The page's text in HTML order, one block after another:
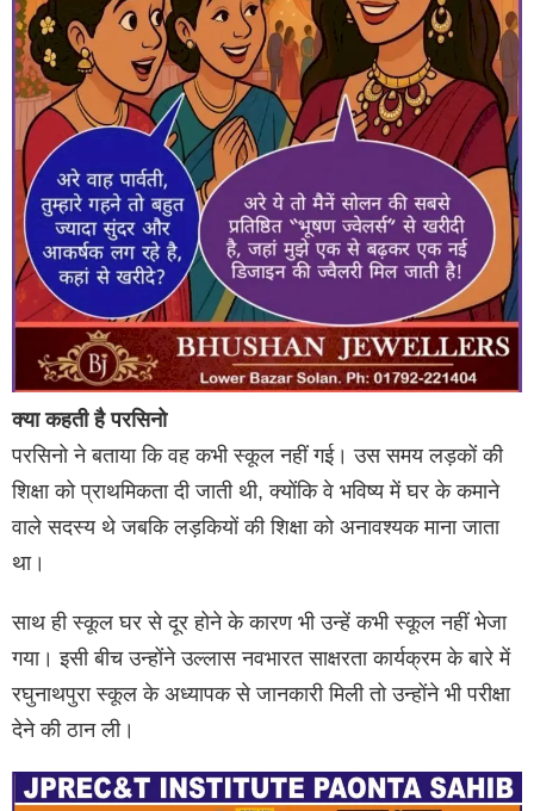
क्या कहती है परसिनो
परसिनो ने बताया कि वह कभी स्कूल नहीं गई। उस समय लड़कों की
शिक्षा को प्राथमिकता दी जाती थी, क्योंकि वे भविष्य में घर के कमाने
वाले सदस्य थे जबकि लड़कियों की शिक्षा को अनावश्यक माना जाता
था।
साथ ही स्कूल घर से दूर होने के कारण भी उन्हें कभी स्कूल नहीं भेजा
गया। इसी बीच उन्होंने उल्लास नवभारत साक्षरता कार्यक्रम के बारे में
रघुनाथपुरा स्कूल के अध्यापक से जानकारी मिली तो उन्होंने भी परीक्षा
देने की ठान ली।